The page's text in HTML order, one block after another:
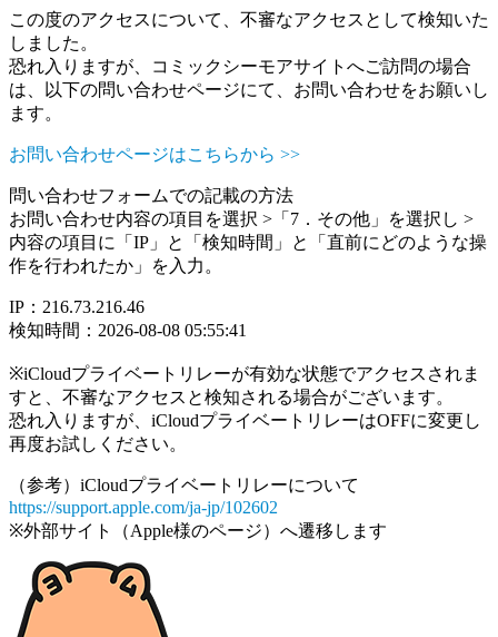
この度のアクセスについて、不審なアクセスとして検知いた
しました。
恐れ入りますが、コミックシーモアサイトへご訪問の場合
は、以下の問い合わせページにて、お問い合わせをお願いし
ます。
お問い合わせページはこちらから >>
問い合わせフォームでの記載の方法
お問い合わせ内容の項目を選択 >「7．その他」を選択し >
内容の項目に「IP」と「検知時間」と「直前にどのような操
作を行われたか」を入力。
IP：216.73.216.46
検知時間：2026-08-08 05:55:41
※iCloudプライベートリレーが有効な状態でアクセスされま
すと、不審なアクセスと検知される場合がございます。
恐れ入りますが、iCloudプライベートリレーはOFFに変更し
再度お試しください。
（参考）iCloudプライベートリレーについて
https://support.apple.com/ja-jp/102602
※外部サイト（Apple様のページ）へ遷移します